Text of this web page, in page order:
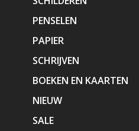
PENSELEN
PAPIER
SCHRIJVEN
BOEKEN EN KAARTEN
NIEUW
SALE